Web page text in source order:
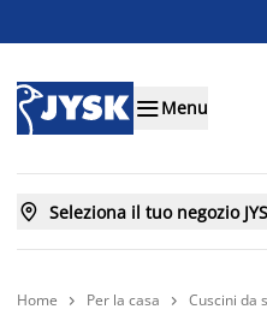
Menu
 Seleziona il tuo negozio
Home  Per la casa  Cuscini da